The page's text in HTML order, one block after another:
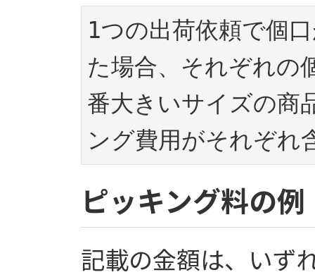
1つの出荷依頼で個
た場合、それぞれの
番大きいサイズの商
ピッキング料の例
記載の金額は、いず